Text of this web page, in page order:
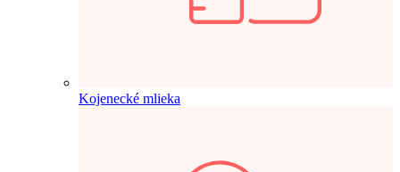
Kojenecké mlieka